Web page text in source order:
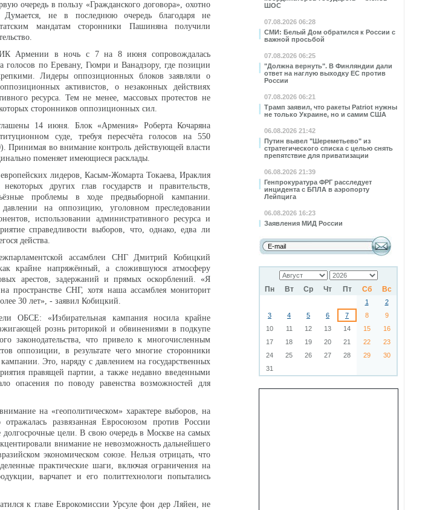
ШОС
07.08.2026 06:28
СМИ: Белый Дом обратился к России с
важной просьбой
07.08.2026 06:25
"Должна вернуть". В Финляндии дали
ответ на наглую выходку ЕС против
России
07.08.2026 06:21
Трамп заявил, что ракеты Patriot нужны
не только Украине, но и самим США
06.08.2026 21:42
Путин вывел "Шереметьево" из
стратегического списка с целью снять
препятствие для приватизации
06.08.2026 21:39
Генпрокуратура ФРГ расследует
инцидента с БПЛА в аэропорту
Лейпцига
06.08.2026 16:23
Заявления МИД России
Пн Вт Ср Чт Пт Сб Вс
1
2
3
4 5 6 7 8
9
10
11 12 13 14 15
16
17
18 19 20 21 22
23
24
25 26 27 28 29
30
31
очередь в пользу «Гражданского договора», охотно
Думается, не в последнюю очередь благодаря не
мандатам сторонники Пашиняна получили
Армении в ночь с 7 на 8 июня сопровождалась
голосов по Еревану, Гюмри и Ванадзору, где позиции
Лидеры оппозиционных блоков заявляли о
активистов, о незаконных действиях
ресурса. Тем не менее, массовых протестов не
сторонников оппозиционных сил.
14 июня. Блок «Армения» Роберта Кочаряна
суде, требуя пересчёта голосов на 550
Принимая во внимание контроль действующей власти
поменяет имеющиеся расклады.
лидеров, Касым-Жомарта Токаева, Ираклия
других глав государств и правительств,
проблемы в ходе предвыборной кампании.
на оппозицию, уголовном преследовании
использовании административного ресурса и
справедливости выборов, что, однако, едва ли
действа.
ассамблеи СНГ Дмитрий Кобицкий
крайне напряжённый, а сложившуюся атмосферу
арестов, задержаний и прямых оскорблений. «Я
пространстве СНГ, хотя наша ассамблея мониторит
30 лет», - заявил Кобицкий.
ОБСЕ: «Избирательная кампания носила крайне
рознь риторикой и обвинениями в подкупе
законодательства, что привело к многочисленным
оппозиции, в результате чего многие сторонники
Это, наряду с давлением на государственных
правящей партии, а также недавно введенными
опасения по поводу равенства возможностей для
на «геополитическом» характере выборов, на
развязанная Евросоюзом против России
цели. В свою очередь в Москве на самых
внимание не невозможность дальнейшего
экономическом союзе. Нельзя отрицать, что
практические шаги, включая ограничения на
варчапет и его политтехнологи попытались
к главе Еврокомиссии Урсуле фон дер Ляйен, не